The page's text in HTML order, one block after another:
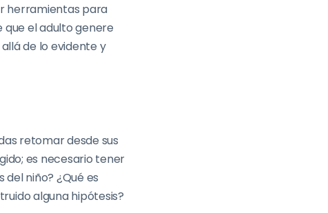
herramientas para
el adulto genere
de lo evidente y
retomar desde sus
es necesario tener
niño? ¿Qué es
alguna hipótesis?